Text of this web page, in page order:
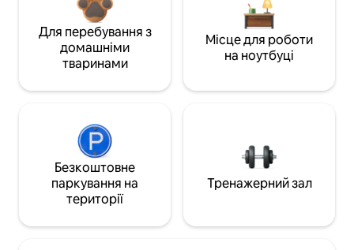
Для перебування з
домашніми
тваринами
Місце для роботи
на ноутбуці
Безкоштовне
паркування на
території
Тренажерний зал